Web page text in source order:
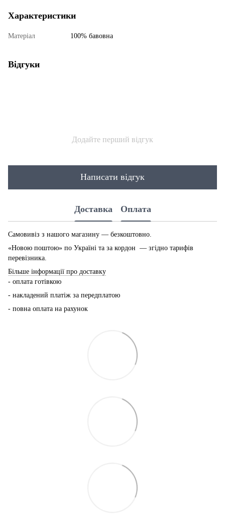
Характеристики
Матеріал 100% бавовна
Відгуки
Додайте перший відгук
Написати відгук
Доставка Оплата
Самовивіз з нашого магазину — безкоштовно.
«Новою поштою» по Україні та за кордон — згідно тарифів
перевізника.
Більше інформації про доставку
- оплата готівкою
- накладений платіж за передплатою
- повна оплата на рахунок